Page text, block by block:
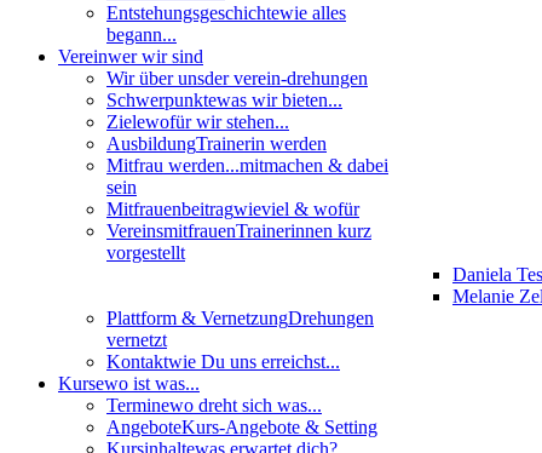
Entstehungsgeschichtewie alles
begann...
Vereinwer wir sind
Wir über unsder verein-drehungen
Schwerpunktewas wir bieten...
Zielewofür wir stehen...
AusbildungTrainerin werden
Mitfrau werden...mitmachen & dabei
sein
Mitfrauenbeitragwieviel & wofür
VereinsmitfrauenTrainerinnen kurz
vorgestellt
Daniela
Melanie
Plattform & VernetzungDrehungen
vernetzt
Kontaktwie Du uns erreichst...
Kursewo ist was...
Terminewo dreht sich was...
AngeboteKurs-Angebote & Setting
Kursinhaltewas erwartet dich?